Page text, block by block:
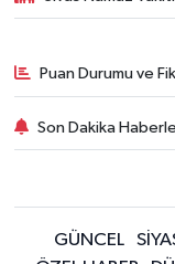
Puan Durumu ve
Son Dakika
GÜNCEL